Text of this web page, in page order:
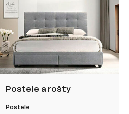
Postele a rošty
Postele